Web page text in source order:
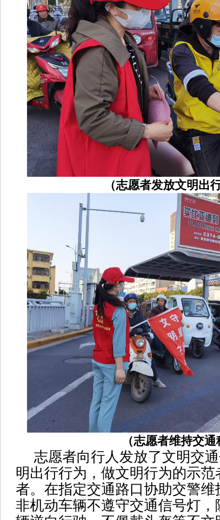
（志愿者发放文明出
（志愿者维持交
志愿者向行人发放了文明交
明出行行为，做文明行为的示
者。 在指定交通路口协助交警
非机动车辆不遵守交通信号灯